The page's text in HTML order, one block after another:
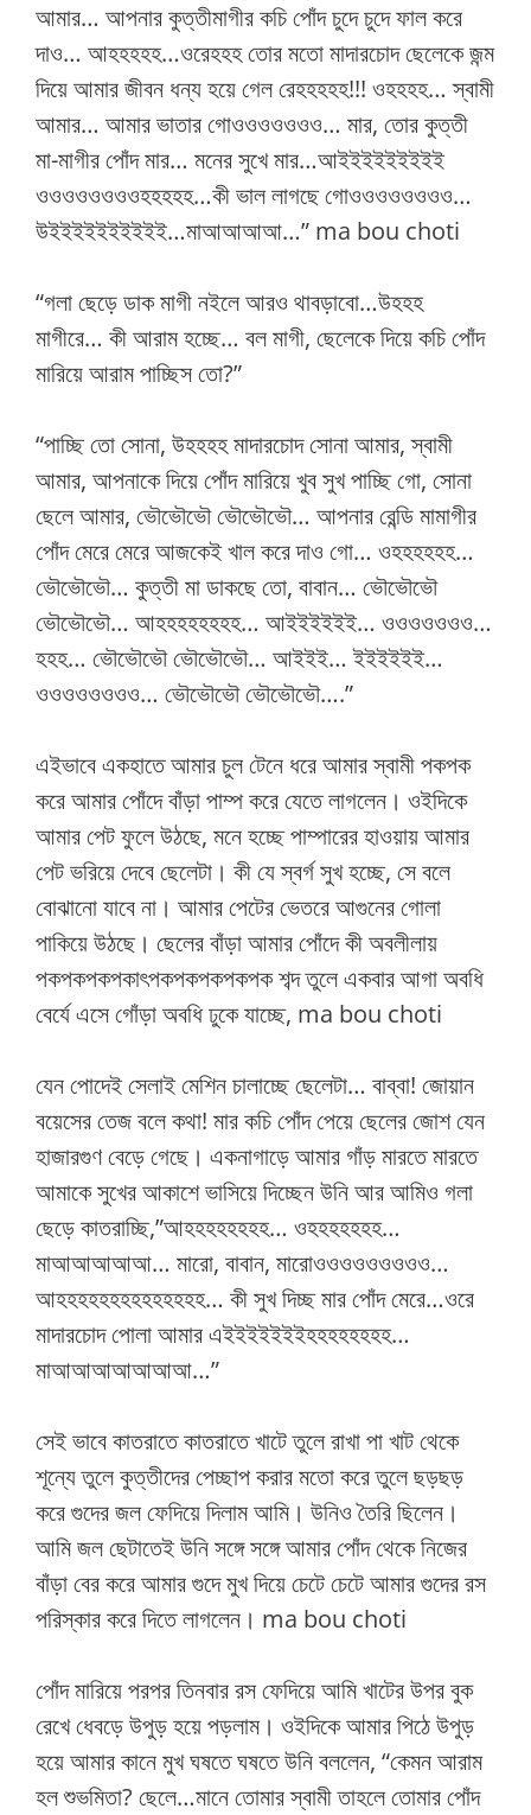
আমার… আপনার কুত্তীমাগীর কচি পোঁদ চুদে চুদে ফাল করে
দাও… আহহহহহ…ওরেহহহ তোর মতো মাদারচোদ ছেলেকে জন্ম
দিয়ে আমার জীবন ধন্য হয়ে গেল রেহহহহহ!!! ওহহহহ… স্বামী
আমার… আমার ভাতার গোওওওওওওও… মার, তোর কুত্তী
মা-মাগীর পোঁদ মার… মনের সুখে মার…আইইইইইইইইই
ওওওওওওওওহহহহহ…কী ভাল লাগছে গোওওওওওওওও…
উইইইইইইইইইই…মাআআআআ…” ma bou choti
“গলা ছেড়ে ডাক মাগী নইলে আরও থাবড়াবো…উহহহ
মাগীরে… কী আরাম হচ্ছে… বল মাগী, ছেলেকে দিয়ে কচি পোঁদ
মারিয়ে আরাম পাচ্ছিস তো?”
“পাচ্ছি তো সোনা, উহহহহ মাদারচোদ সোনা আমার, স্বামী
আমার, আপনাকে দিয়ে পোঁদ মারিয়ে খুব সুখ পাচ্ছি গো, সোনা
ছেলে আমার, ভৌভৌভৌ ভৌভৌভৌ… আপনার রেন্ডি মামাগীর
পোঁদ মেরে মেরে আজকেই খাল করে দাও গো… ওহহহহহহ…
ভৌভৌভৌ… কুত্তী মা ডাকছে তো, বাবান… ভৌভৌভৌ
ভৌভৌভৌ… আহহহহহহহহ… আইইইইইই… ওওওওওওও…
হহহ… ভৌভৌভৌ ভৌভৌভৌ… আইইই… ইইইইইই…
ওওওওওওওও… ভৌভৌভৌ ভৌভৌভৌ….”
এইভাবে একহাতে আমার চুল টেনে ধরে আমার স্বামী পকপক
করে আমার পোঁদে বাঁড়া পাম্প করে যেতে লাগলেন। ওইদিকে
আমার পেট ফুলে উঠছে, মনে হচ্ছে পাম্পারের হাওয়ায় আমার
পেট ভরিয়ে দেবে ছেলেটা। কী যে স্বর্গ সুখ হচ্ছে, সে বলে
বোঝানো যাবে না। আমার পেটের ভেতরে আগুনের গোলা
পাকিয়ে উঠছে। ছেলের বাঁড়া আমার পোঁদে কী অবলীলায়
পকপকপকপকাৎপকপকপকপকপক শব্দ তুলে একবার আগা অবধি
বের্যে এসে গোঁড়া অবধি ঢুকে যাচ্ছে, ma bou choti
যেন পোদেই সেলাই মেশিন চালাচ্ছে ছেলেটা… বাব্বা! জোয়ান
বয়েসের তেজ বলে কথা! মার কচি পোঁদ পেয়ে ছেলের জোশ যেন
হাজারগুণ বেড়ে গেছে। একনাগাড়ে আমার গাঁড় মারতে মারতে
আমাকে সুখের আকাশে ভাসিয়ে দিচ্ছেন উনি আর আমিও গলা
ছেড়ে কাতরাচ্ছি,”আহহহহহহহহ… ওহহহহহহহ…
মাআআআআআ… মারো, বাবান, মারোওওওওওওওওও…
আহহহহহহহহহহহহহহ… কী সুখ দিচ্ছ মার পোঁদ মেরে…ওরে
মাদারচোদ পোলা আমার এইইইইইইইহহহহহহহহ…
মাআআআআআআআ…”
সেই ভাবে কাতরাতে কাতরাতে খাটে তুলে রাখা পা খাট থেকে
শূন্যে তুলে কুত্তীদের পেচ্ছাপ করার মতো করে তুলে ছড়ছড়
করে গুদের জল ফেদিয়ে দিলাম আমি। উনিও তৈরি ছিলেন।
আমি জল ছেটাতেই উনি সঙ্গে সঙ্গে আমার পোঁদ থেকে নিজের
বাঁড়া বের করে আমার গুদে মুখ দিয়ে চেটে চেটে আমার গুদের রস
পরিস্কার করে দিতে লাগলেন। ma bou choti
পোঁদ মারিয়ে পরপর তিনবার রস ফেদিয়ে আমি খাটের উপর বুক
রেখে ধেবড়ে উপুড় হয়ে পড়লাম। ওইদিকে আমার পিঠে উপুড়
হয়ে আমার কানে মুখ ঘষতে ঘষতে উনি বললেন, “কেমন আরাম
হল শুভমিতা? ছেলে…মানে তোমার স্বামী তাহলে তোমার পোঁদ